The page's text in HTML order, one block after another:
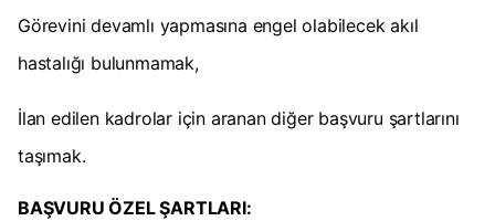
Görevini devamlı yapmasına engel olabilecek akıl
hastalığı bulunmamak,
İlan edilen kadrolar için aranan diğer başvuru şartlarını
taşımak.
BAŞVURU ÖZEL ŞARTLARI: